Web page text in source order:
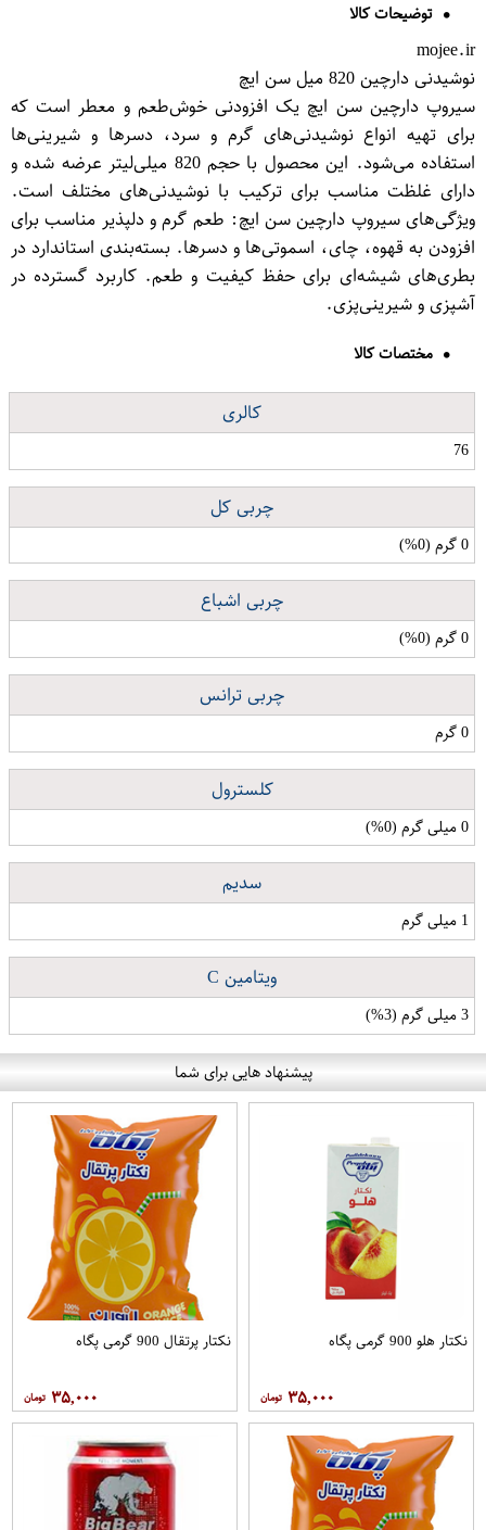
توضیحات کالا
mojee.ir
نوشیدنی دارچین 820 میل سن ایچ
سیروپ دارچین سن ایچ یک افزودنی خوش‌طعم و معطر است که
برای تهیه انواع نوشیدنی‌های گرم و سرد، دسرها و شیرینی‌ها
استفاده می‌شود. این محصول با حجم 820 میلی‌لیتر عرضه شده و
دارای غلظت مناسب برای ترکیب با نوشیدنی‌های مختلف است.
ویژگی‌های سیروپ دارچین سن ایچ: طعم گرم و دلپذیر مناسب برای
افزودن به قهوه، چای، اسموتی‌ها و دسرها. بسته‌بندی استاندارد در
بطری‌های شیشه‌ای برای حفظ کیفیت و طعم. کاربرد گسترده در
آشپزی و شیرینی‌پزی.
مختصات کالا
کالری
76
چربی کل
0 گرم (0%)
چربی اشباع
0 گرم (0%)
چربی ترانس
0 گرم
کلسترول
0 میلی گرم (0%)
سدیم
1 میلی گرم
ویتامین C
3 میلی گرم (3%)
پیشنهاد هایی برای شما
نکتار هلو 900 گرمی پگاه
۳۵,۰۰۰
نکتار پرتقال 900 گرمی پگاه
۳۵,۰۰۰